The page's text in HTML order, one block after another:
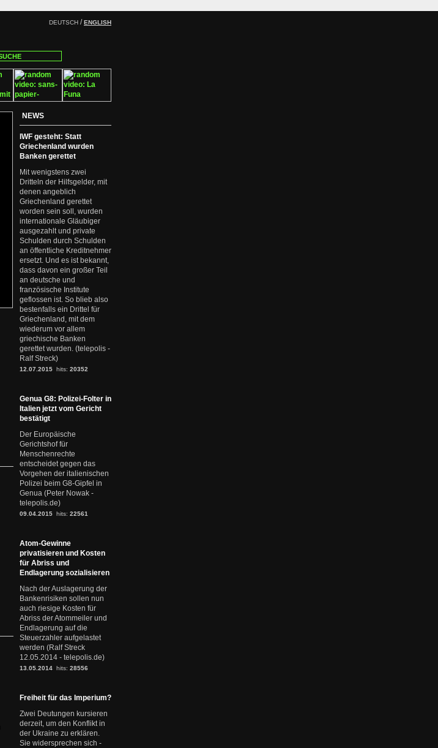
DEUTSCH /ENGLISH
NEWS
IWF gesteht: Statt
Griechenland wurden
Banken gerettet
Mit wenigstens zwei
Dritteln der Hilfsgelder, mit
denen angeblich
Griechenland gerettet
worden sein soll, wurden
internationale Gläubiger
ausgezahlt und private
Schulden durch Schulden
an öffentliche Kreditnehmer
ersetzt. Und es ist bekannt,
dass davon ein großer Teil
an deutsche und
französische Institute
geflossen ist. So blieb also
bestenfalls ein Drittel für
Griechenland, mit dem
wiederum vor allem
griechische Banken
gerettet wurden. (telepolis -
Ralf Streck)
12.07.2015 hits: 20352
Genua G8: Polizei-Folter in
Italien jetzt vom Gericht
bestätigt
Der Europäische
Gerichtshof für
Menschenrechte
entscheidet gegen das
Vorgehen der italienischen
Polizei beim G8-Gipfel in
Genua (Peter Nowak -
telepolis.de)
09.04.2015 hits: 22561
Atom-Gewinne
privatisieren und Kosten
für Abriss und
Endlagerung sozialisieren
Nach der Auslagerung der
Bankenrisiken sollen nun
auch riesige Kosten für
Abriss der Atommeiler und
Endlagerung auf die
Steuerzahler aufgelastet
werden (Ralf Streck
12.05.2014 - telepolis.de)
13.05.2014 hits: 28556
Freiheit für das Imperium?
Zwei Deutungen kursieren
derzeit, um den Konflikt in
der Ukraine zu erklären.
Sie widersprechen sich -